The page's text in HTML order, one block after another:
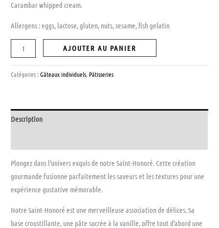
Carambar whipped cream.
Allergens : eggs, lactose, gluten, nuts, sesame, fish gelatin
AJOUTER AU PANIER
Catégories :Gâteaux individuels Pâtisseries
Description
Plongez dans l’univers exquis de notre Saint-Honoré. Cette création
gourmande fusionne parfaitement les saveurs et les textures pour une
expérience gustative mémorable.
Notre Saint-Honoré est une merveilleuse association de délices. Sa
base croustillante, une pâte sucrée à la vanille, offre tout d’abord une